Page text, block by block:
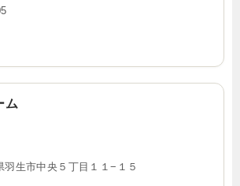
ム
羽生市中央５丁目１１−１５